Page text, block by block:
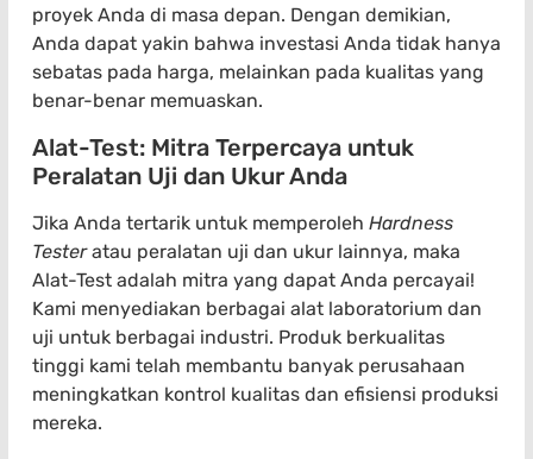
proyek Anda di masa depan. Dengan demikian,
Anda dapat yakin bahwa investasi Anda tidak hanya
sebatas pada harga, melainkan pada kualitas yang
benar-benar memuaskan.
Alat-Test: Mitra Terpercaya untuk
Peralatan Uji dan Ukur Anda
Jika Anda tertarik untuk memperoleh Hardness
Testeratau peralatan uji dan ukur lainnya, maka
Alat-Test adalah mitra yang dapat Anda percayai!
Kami menyediakan berbagai alat laboratorium dan
uji untuk berbagai industri. Produk berkualitas
tinggi kami telah membantu banyak perusahaan
meningkatkan kontrol kualitas dan efisiensi produksi
mereka.